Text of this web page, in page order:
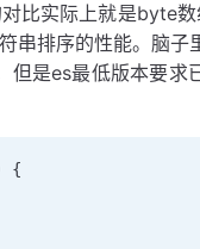
比实际上就是byte
串排序的性能。脑
但是es最低版本要求
{